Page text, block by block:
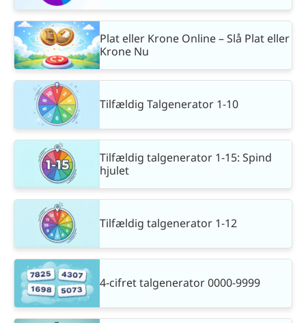
Plat eller Krone Online – Slå Plat eller
Krone Nu
Tilfældig Talgenerator 1-10
Tilfældig talgenerator 1-15: Spind
hjulet
Tilfældig talgenerator 1-12
4-cifret talgenerator 0000-9999